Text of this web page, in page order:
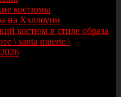
костюмы
на Хэллоуин
костюм в стиле образа
\ santa muerte \